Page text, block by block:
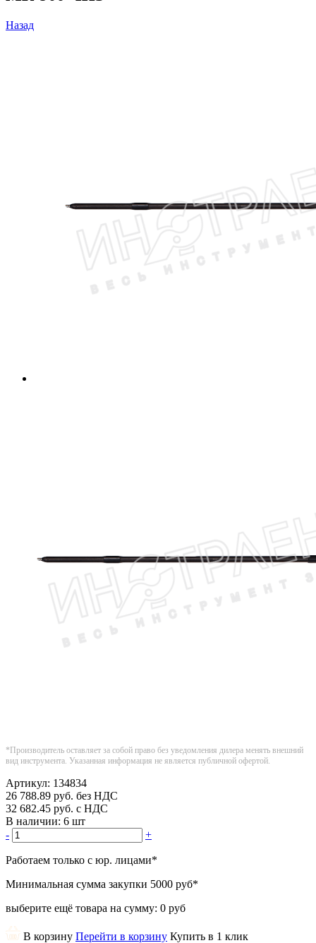
Назад
*Производитель оставляет за собой право без уведомления дилера менять внешний
вид инструмента. Указанная информация не является публичной офертой.
Артикул: 134834
26 788.89 руб. без НДС
32 682.45 руб. с НДС
В наличии: 6 шт
-
+
Работаем только с юр. лицами*
Минимальная сумма закупки 5000 руб*
выберите ещё товара на сумму: 0 руб
В корзину Перейти в корзину Купить в 1 клик